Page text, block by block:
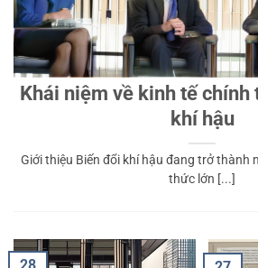
Khái niệm về kinh tế
khí hậu
Giới thiệu Biến đổi khí hậu đang trở thành
thức lớn [...]